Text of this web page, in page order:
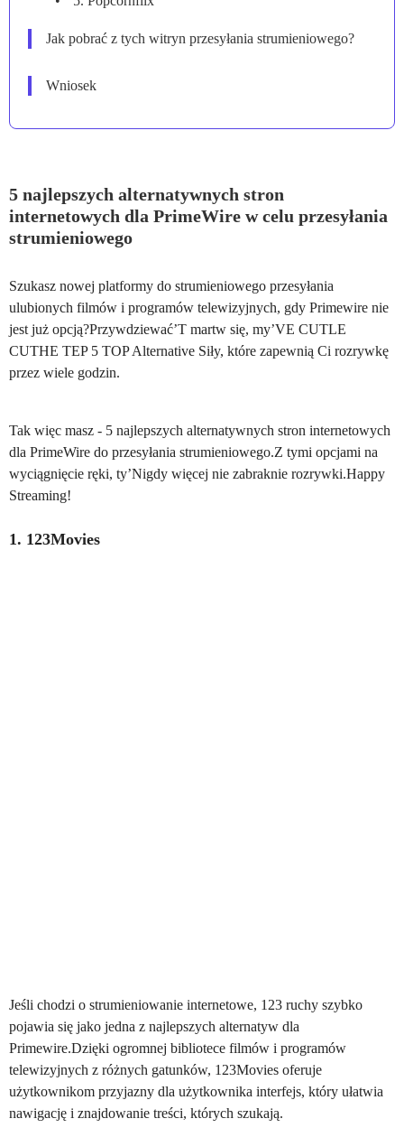
Jak pobrać z tych witryn przesyłania strumieniowego?
Wniosek
5 najlepszych alternatywnych stron
internetowych dla PrimeWire w celu przesyłania
strumieniowego
Szukasz nowej platformy do strumieniowego przesyłania
ulubionych filmów i programów telewizyjnych, gdy Primewire nie
jest już opcją?Przywdziewać’T martw się, my’VE CUTLE
CUTHE TEP 5 TOP Alternative Siły, które zapewnią Ci rozrywkę
przez wiele godzin.
Tak więc masz - 5 najlepszych alternatywnych stron internetowych
dla PrimeWire do przesyłania strumieniowego.Z tymi opcjami na
wyciągnięcie ręki, ty’Nigdy więcej nie zabraknie rozrywki.Happy
Streaming!
1. 123Movies
Jeśli chodzi o strumieniowanie internetowe, 123 ruchy szybko
pojawia się jako jedna z najlepszych alternatyw dla
Primewire.Dzięki ogromnej bibliotece filmów i programów
telewizyjnych z różnych gatunków, 123Movies oferuje
użytkownikom przyjazny dla użytkownika interfejs, który ułatwia
nawigację i znajdowanie treści, których szukają.